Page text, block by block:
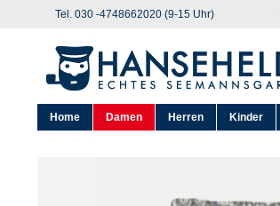
Tel. 030 -4748662020 (9-15 Uhr)
Home Damen Herren Kinder